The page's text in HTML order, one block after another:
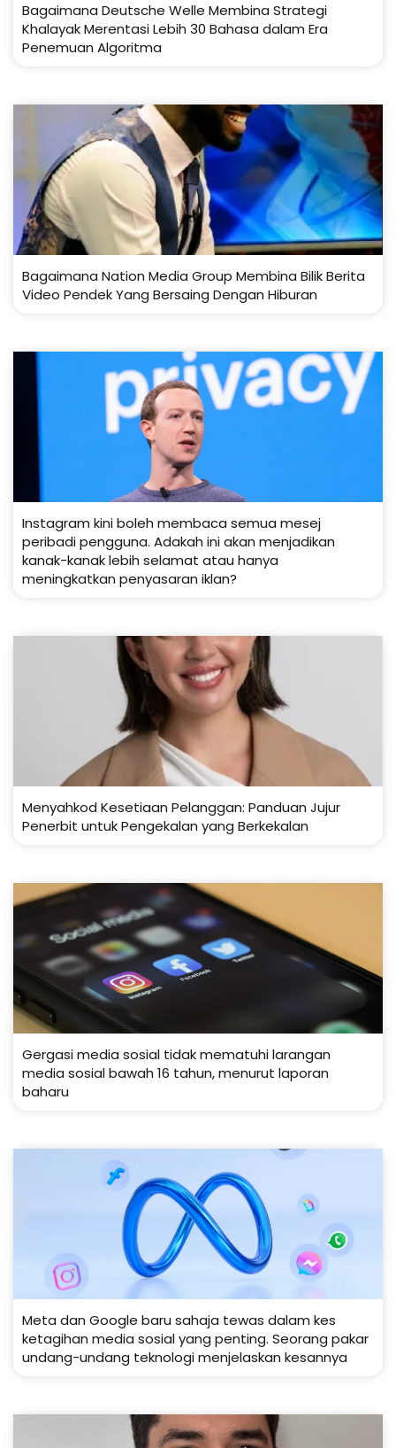
Bagaimana Deutsche Welle Membina Strategi
Khalayak Merentasi Lebih 30 Bahasa dalam Era
Penemuan Algoritma
Bagaimana Nation Media Group Membina Bilik Berita
Video Pendek Yang Bersaing Dengan Hiburan
Instagram kini boleh membaca semua mesej
peribadi pengguna. Adakah ini akan menjadikan
kanak-kanak lebih selamat atau hanya
meningkatkan penyasaran iklan?
Menyahkod Kesetiaan Pelanggan: Panduan Jujur
Penerbit untuk Pengekalan yang Berkekalan
Gergasi media sosial tidak mematuhi larangan
media sosial bawah 16 tahun, menurut laporan
baharu
Meta dan Google baru sahaja tewas dalam kes
ketagihan media sosial yang penting. Seorang pakar
undang-undang teknologi menjelaskan kesannya